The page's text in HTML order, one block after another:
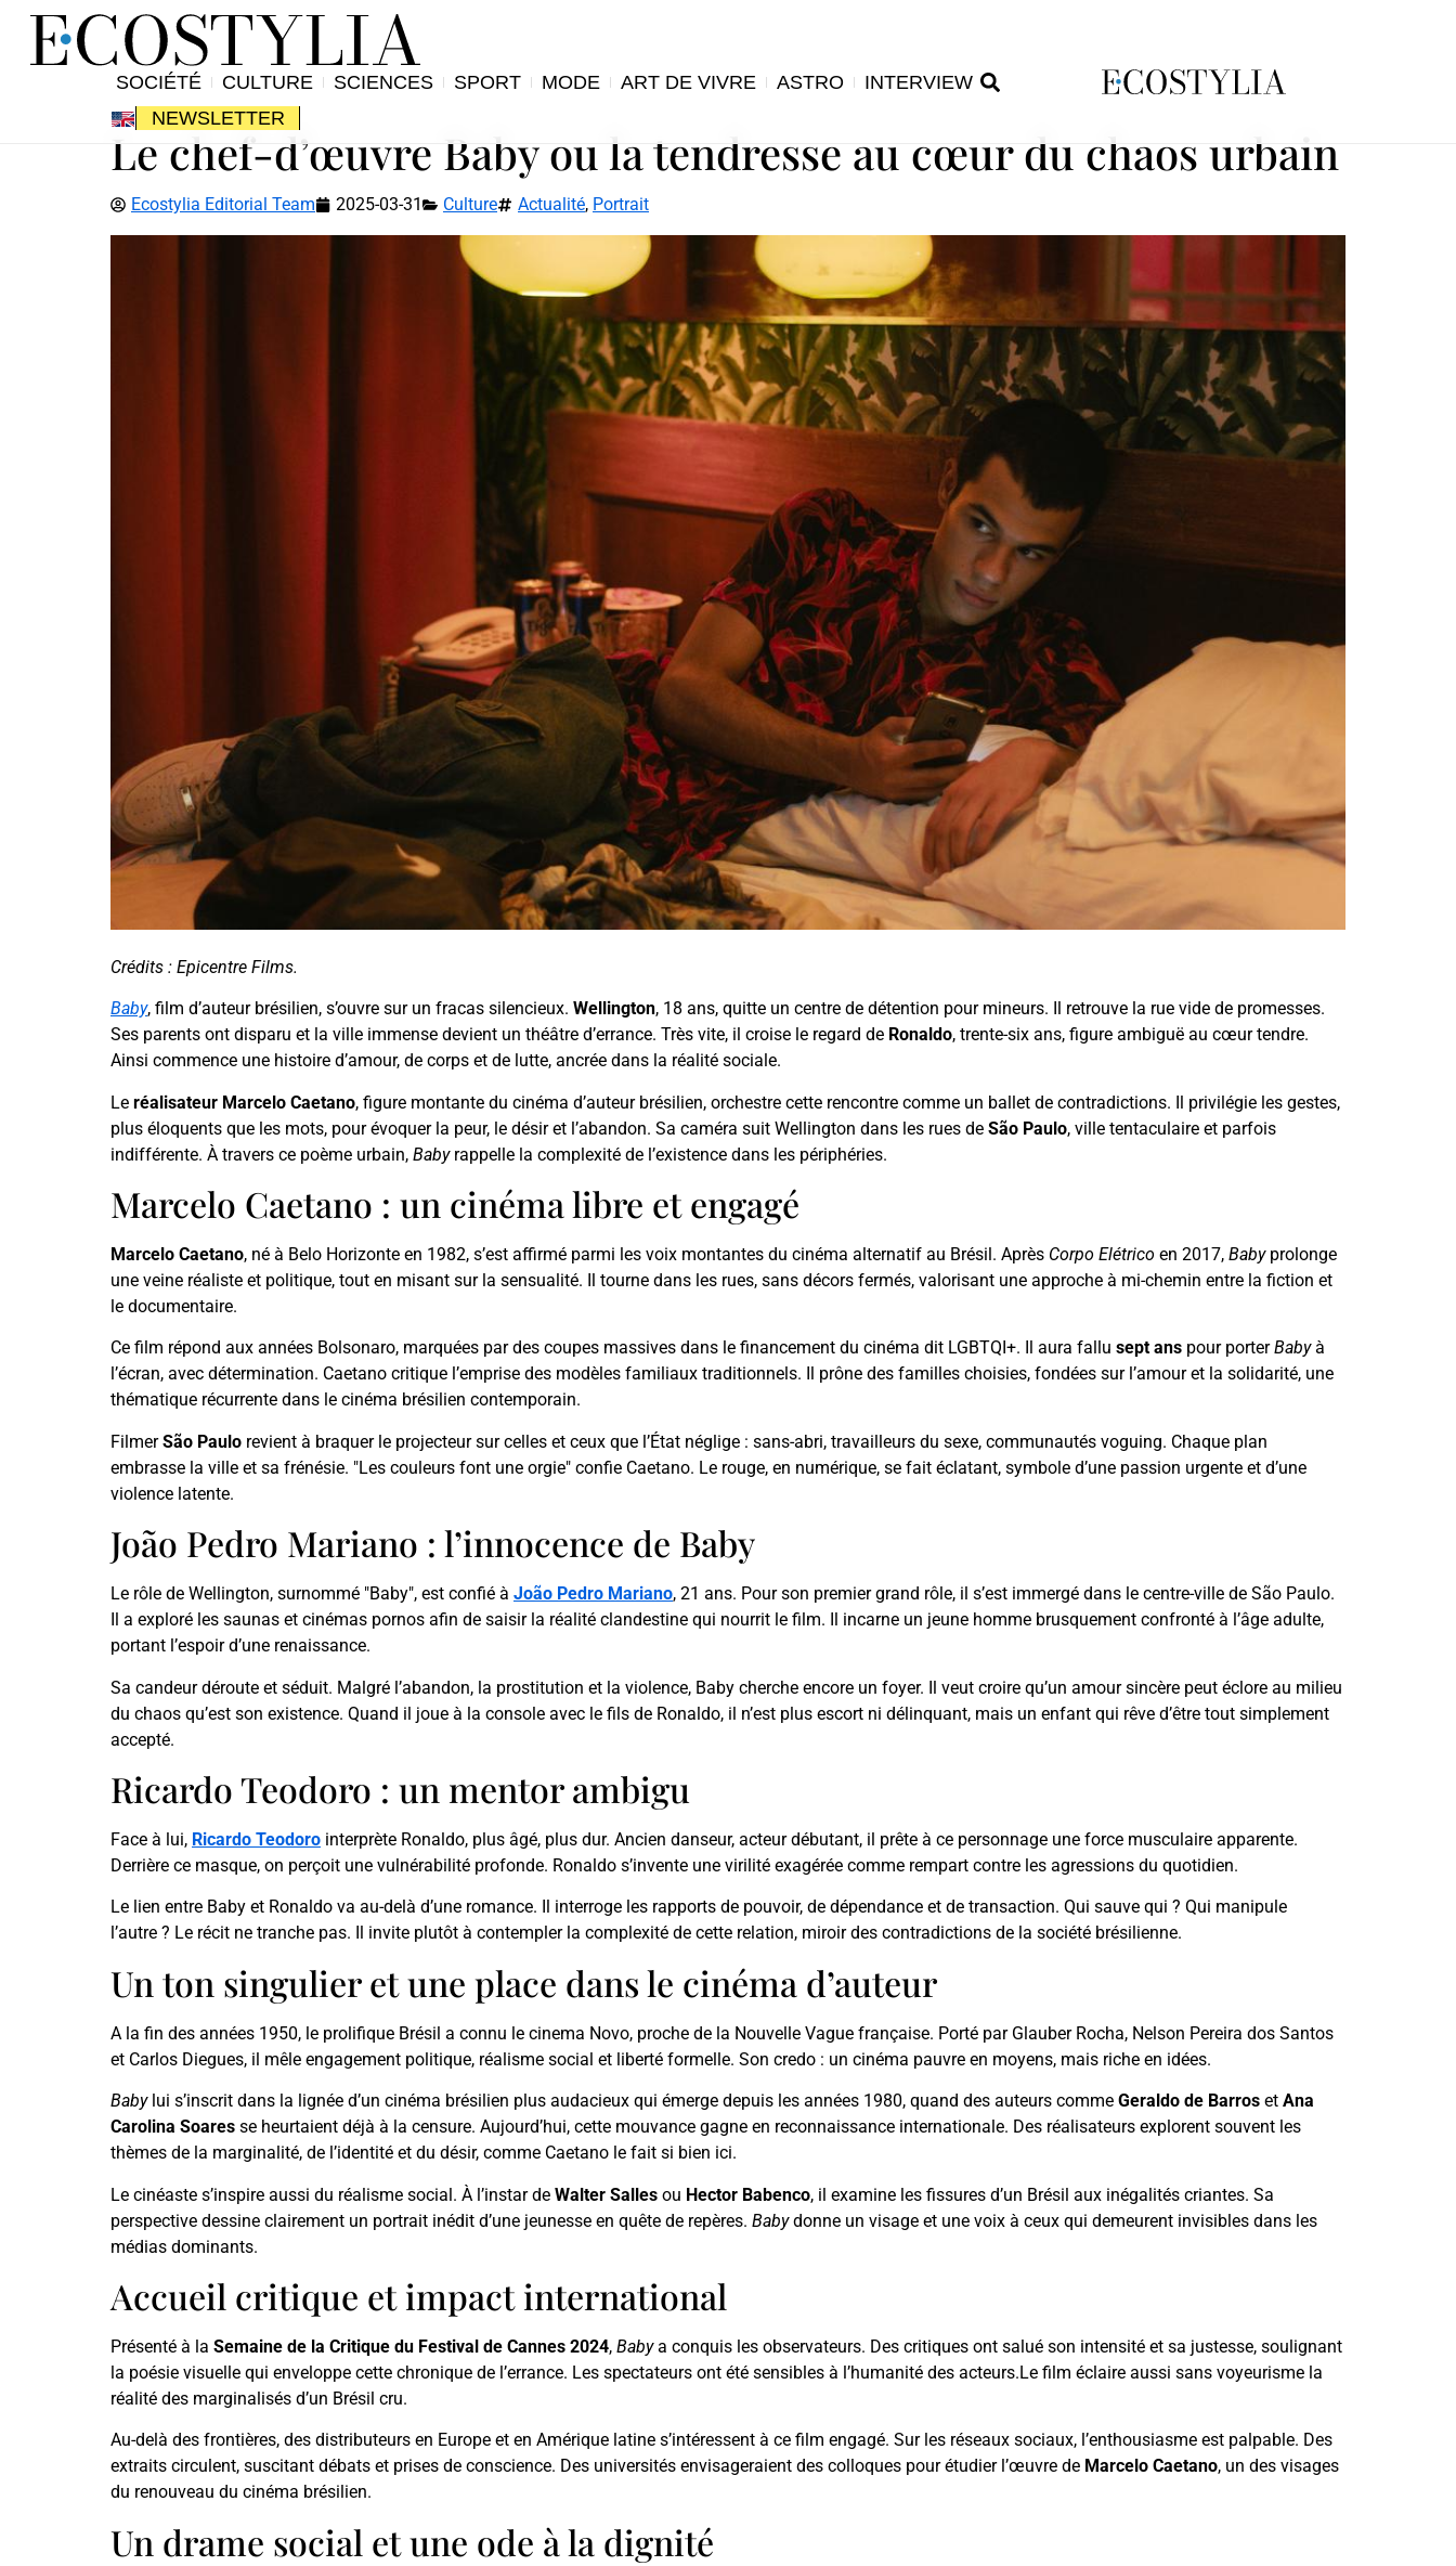
SOCIÉTÉ CULTURE SCIENCES SPORT MODE ART DE VIVRE ASTRO
INTERVIEW
NEWSLETTER
Le chef-d’œuvre Baby ou la tendresse au cœur du chaos urbain
Ecostylia Editorial Team 2025-03-31 Culture Actualité, Portrait
Crédits : Epicentre Films.
Baby, film d’auteur brésilien, s’ouvre sur un fracas silencieux. Wellington, 18 ans, quitte un centre de détention pour mineurs. Il retrouve la rue vide de promesses.
Ses parents ont disparu et la ville immense devient un théâtre d’errance. Très vite, il croise le regard de Ronaldo, trente-six ans, figure ambiguë au cœur tendre.
Ainsi commence une histoire d’amour, de corps et de lutte, ancrée dans la réalité sociale.
Le réalisateur Marcelo Caetano, figure montante du cinéma d’auteur brésilien, orchestre cette rencontre comme un ballet de contradictions. Il privilégie les gestes,
plus éloquents que les mots, pour évoquer la peur, le désir et l’abandon. Sa caméra suit Wellington dans les rues de São Paulo, ville tentaculaire et parfois
indifférente. À travers ce poème urbain, Babyrappelle la complexité de l’existence dans les périphéries.
Marcelo Caetano : un cinéma libre et engagé
Marcelo Caetano, né à Belo Horizonte en 1982, s’est affirmé parmi les voix montantes du cinéma alternatif au Brésil. Après Corpo Elétrico en 2017, Babyprolonge
une veine réaliste et politique, tout en misant sur la sensualité. Il tourne dans les rues, sans décors fermés, valorisant une approche à mi-chemin entre la fiction et
le documentaire.
Ce film répond aux années Bolsonaro, marquées par des coupes massives dans le financement du cinéma dit LGBTQI+. Il aura fallu sept ans pour porterBabyà
l’écran, avec détermination. Caetano critique l’emprise des modèles familiaux traditionnels. Il prône des familles choisies, fondées sur l’amour et la solidarité, une
thématique récurrente dans le cinéma brésilien contemporain.
FilmerSão Paulo revient à braquer le projecteur sur celles et ceux que l’État néglige : sans-abri, travailleurs du sexe, communautés voguing. Chaque plan
embrasse la ville et sa frénésie. "Les couleurs font une orgie" confie Caetano. Le rouge, en numérique, se fait éclatant, symbole d’une passion urgente et d’une
violence latente.
João Pedro Mariano : l’innocence de Baby
Le rôle de Wellington, surnommé "Baby", est confié à João Pedro Mariano, 21 ans. Pour son premier grand rôle, il s’est immergé dans le centre-ville de São Paulo.
Il a exploré les saunas et cinémas pornos afin de saisir la réalité clandestine qui nourrit le film. Il incarne un jeune homme brusquement confronté à l’âge adulte,
portant l’espoir d’une renaissance.
Sa candeur déroute et séduit. Malgré l’abandon, la prostitution et la violence, Baby cherche encore un foyer. Il veut croire qu’un amour sincère peut éclore au milieu
du chaos qu’est son existence. Quand il joue à la console avec le fils de Ronaldo, il n’est plus escort ni délinquant, mais un enfant qui rêve d’être tout simplement
accepté.
Ricardo Teodoro : un mentor ambigu
Face à lui, Ricardo Teodoro interprète Ronaldo, plus âgé, plus dur. Ancien danseur, acteur débutant, il prête à ce personnage une force musculaire apparente.
Derrière ce masque, on perçoit une vulnérabilité profonde. Ronaldo s’invente une virilité exagérée comme rempart contre les agressions du quotidien.
Le lien entre Baby et Ronaldo va au-delà d’une romance. Il interroge les rapports de pouvoir, de dépendance et de transaction. Qui sauve qui ? Qui manipule
l’autre ? Le récit ne tranche pas. Il invite plutôt à contempler la complexité de cette relation, miroir des contradictions de la société brésilienne.
Un ton singulier et une place dans le cinéma d’auteur
A la fin des années 1950, le prolifique Brésil a connu le cinema Novo, proche de la Nouvelle Vague française. Porté par Glauber Rocha, Nelson Pereira dos Santos
et Carlos Diegues, il mêle engagement politique, réalisme social et liberté formelle. Son credo : un cinéma pauvre en moyens, mais riche en idées.
Babylui s’inscrit dans la lignée d’un cinéma brésilien plus audacieux qui émerge depuis les années 1980, quand des auteurs comme Geraldo de Barros et Ana
Carolina Soares se heurtaient déjà à la censure. Aujourd’hui, cette mouvance gagne en reconnaissance internationale. Des réalisateurs explorent souvent les
thèmes de la marginalité, de l’identité et du désir, comme Caetano le fait si bien ici.
Le cinéaste s’inspire aussi du réalisme social. À l’instar de Walter Salles ou Hector Babenco, il examine les fissures d’un Brésil aux inégalités criantes. Sa
perspective dessine clairement un portrait inédit d’une jeunesse en quête de repères. Babydonne un visage et une voix à ceux qui demeurent invisibles dans les
médias dominants.
Accueil critique et impact international
Présenté à la Semaine de la Critique du Festival de Cannes 2024, Babya conquis les observateurs. Des critiques ont salué son intensité et sa justesse, soulignant
la poésie visuelle qui enveloppe cette chronique de l’errance. Les spectateurs ont été sensibles à l’humanité des acteurs.Le film éclaire aussi sans voyeurisme la
réalité des marginalisés d’un Brésil cru.
Au-delà des frontières, des distributeurs en Europe et en Amérique latine s’intéressent à ce film engagé. Sur les réseaux sociaux, l’enthousiasme est palpable. Des
extraits circulent, suscitant débats et prises de conscience. Des universités envisageraient des colloques pour étudier l’œuvre de Marcelo Caetano, un des visages
du renouveau du cinéma brésilien.
Un drame social et une ode à la dignité